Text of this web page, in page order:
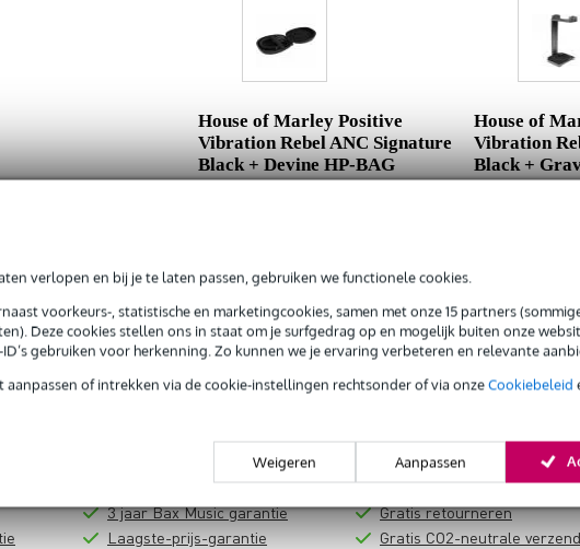
verlopen en bij je te laten passen, gebruiken we functionele cookies.
voorkeurs-, statistische en marketingcookies, samen met onze 15 partners
Deze cookies stellen ons in staat om je surfgedrag op en mogelijk buiten onze
gebruiken voor herkenning. Zo kunnen we je ervaring verbeteren en relevante
aanpassen of intrekken via de cookie-instellingen rechtsonder of via onzeCookiebeleid
Weigeren Aanpassen
House of Marley Positive
Vibration Rebel ANC Signature
Black + Devine HP-BAG
Nu als combinatie voor
€ 146,-
In mijn winkelwagen
House of
Vibration
Black +
In
3 jaar Bax Music garantie
Laagste-prijs-garantie
Gratis retourneren
Gratis CO2-neutrale